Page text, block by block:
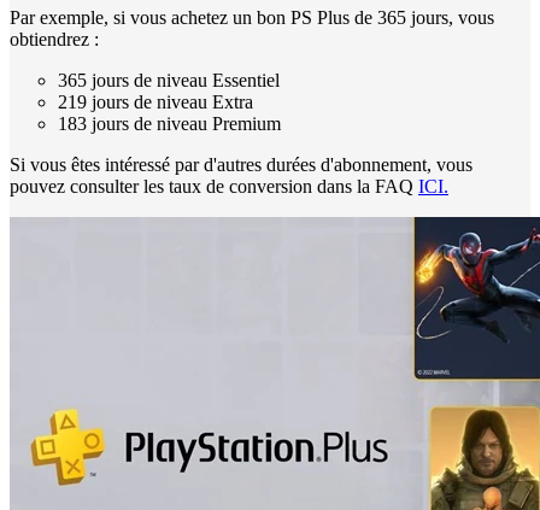
Par exemple, si vous achetez un bon PS Plus de 365 jours, vous
obtiendrez :
365 jours de niveau Essentiel
219 jours de niveau Extra
183 jours de niveau Premium
Si vous êtes intéressé par d'autres durées d'abonnement, vous
pouvez consulter les taux de conversion dans la FAQ ICI.